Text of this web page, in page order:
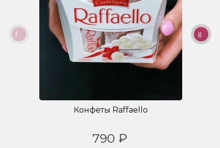
Конфеты Raffaello
790 ₽